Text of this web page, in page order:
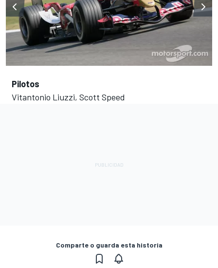
Pilotos
Vitantonio Liuzzi, Scott Speed
Comparte o guarda esta historia